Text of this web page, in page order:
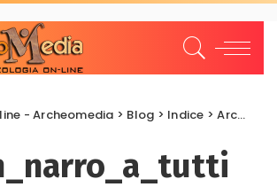
- Archeomedia > Blog > Indice >Archeologia del Linguaggio